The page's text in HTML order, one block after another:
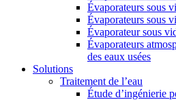
Évaporateurs sous
Évaporateurs sous
Évaporateur sous
Évaporateurs
des eaux usées
Solutions
Traitement de l’eau
Étude d’ingénierie